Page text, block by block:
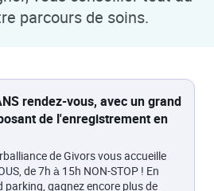
parcours de soins.
rendez-vous, avec un grand
de l'enregistrement en
de Givors vous accueille
de 7h à 15h NON-STOP ! En
parking, gagnez encore plus de